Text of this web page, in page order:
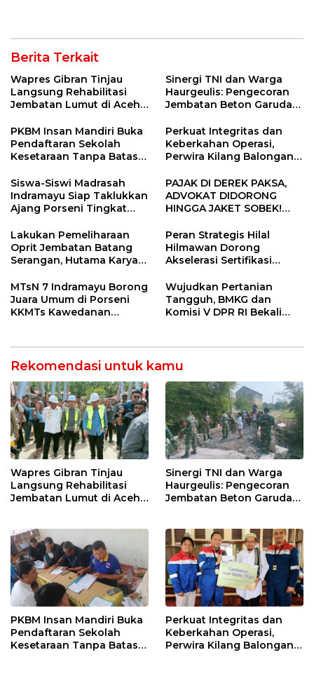
Berita Terkait
Wapres Gibran Tinjau
Langsung Rehabilitasi
Jembatan Lumut di Aceh
Konektivitas Pulih Cepat
Sinergi TNI dan Warga
Haurgeulis: Pengecoran
Jembatan Beton Garuda
PKBM Insan Mandiri Buka
Pendaftaran Sekolah
Kesetaraan Tanpa Batas
Perkuat Integritas dan
Keberkahan Operasi,
Perwira Kilang Balongan
Siswa-Siswi Madrasah
Indramayu Siap Taklukkan
Ajang Porseni Tingkat
PAJAK DI DEREK PAKSA,
ADVOKAT DIDORONG
HINGGA JAKET SOBEK!
Ngamuk Kepung Polresta
Pekanbaru!
Lakukan Pemeliharaan
Oprit Jembatan Batang
Serangan, Hutama Karya
55 Tol Binjai–Langsa
Peran Strategis Hilal
Hilmawan Dorong
Akselerasi Sertifikasi
Entaskan Kemiskinan di
Indramayu
MTsN 7 Indramayu Borong
Juara Umum di Porseni
KKMTs Kawedanan
Wujudkan Pertanian
Tangguh, BMKG dan
Komisi V DPR RI Bekali
Rekomendasi untuk kamu
Wapres Gibran Tinjau
Langsung Rehabilitasi
Jembatan Lumut di Aceh
Sinergi TNI dan Warga
Haurgeulis: Pengecoran
Jembatan Beton Garuda
PKBM Insan Mandiri Buka
Pendaftaran Sekolah
Kesetaraan Tanpa Batas
Perkuat Integritas dan
Keberkahan Operasi,
Perwira Kilang Balongan